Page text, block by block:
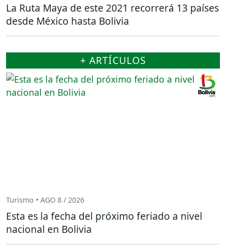
La Ruta Maya de este 2021 recorrerá 13 países
desde México hasta Bolivia
+ ARTÍCULOS
Turismo • AGO 8 / 2026
Esta es la fecha del próximo feriado a nivel
nacional en Bolivia